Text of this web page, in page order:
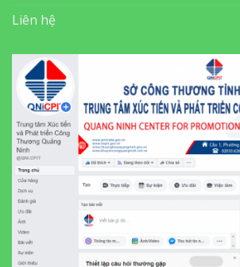
THÔNG TIN LIÊN HỆ
SỞ CÔNG THƯƠNG QUẢNG NINH
Trung tâm Xúc tiến và Phát triển
Quảng Ninh
Địa chỉ:
Cầu I, P.Cao Xanh, TP.Hạ
Điện thoại: 0203.247.6066
Email: Qni.cpit@gmail.com